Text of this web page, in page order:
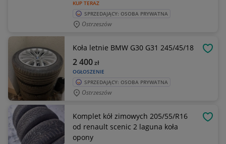
KUP TERAZ
SPRZEDAJĄCY: OSOBA PRYWATNA
Ostrzeszów
Koła letnie BMW G30 G31 245/45/18
OGŁOSZENIE
2 400zł
SPRZEDAJĄCY: OSOBA PRYWATNA
Ostrzeszów
Komplet kół zimowych 205/55/R16
od renault scenic 2 laguna koła
opony